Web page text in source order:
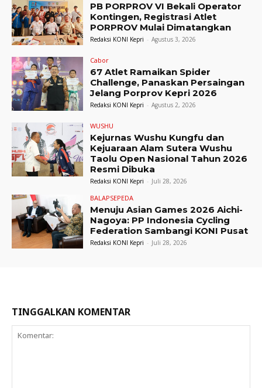
PB PORPROV VI Bekali Operator
Kontingen, Registrasi Atlet
PORPROV Mulai Dimatangkan
Redaksi KONI Kepri - Agustus 3, 2026
Cabor
67 Atlet Ramaikan Spider
Challenge, Panaskan Persaingan
Jelang Porprov Kepri 2026
Redaksi KONI Kepri - Agustus 2, 2026
WUSHU
Kejurnas Wushu Kungfu dan
Kejuaraan Alam Sutera Wushu
Taolu Open Nasional Tahun 2026
Resmi Dibuka
Redaksi KONI Kepri - Juli 28, 2026
BALAPSEPEDA
Menuju Asian Games 2026 Aichi-
Nagoya: PP Indonesia Cycling
Federation Sambangi KONI Pusat
Redaksi KONI Kepri - Juli 28, 2026
TINGGALKAN KOMENTAR